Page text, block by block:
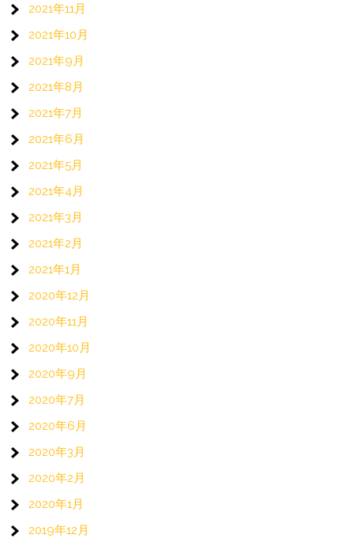
2021年11月
2021年10月
2021年9月
2021年8月
2021年7月
2021年6月
2021年5月
2021年4月
2021年3月
2021年2月
2021年1月
2020年12月
2020年11月
2020年10月
2020年9月
2020年7月
2020年6月
2020年3月
2020年2月
2020年1月
2019年12月